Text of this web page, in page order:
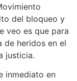
del bloqueo y
veo es que para
de heridos en el
justicia.
inmediato en